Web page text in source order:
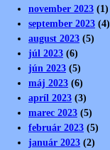
november 2023 (1)
september 2023 (4)
august 2023 (5)
júl 2023 (6)
jún 2023 (5)
máj 2023 (6)
apríl 2023 (3)
marec 2023 (5)
február 2023 (5)
január 2023 (2)